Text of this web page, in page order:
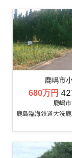
鹿嶋市
680万円
鹿嶋市
鹿島臨海鉄道大洗